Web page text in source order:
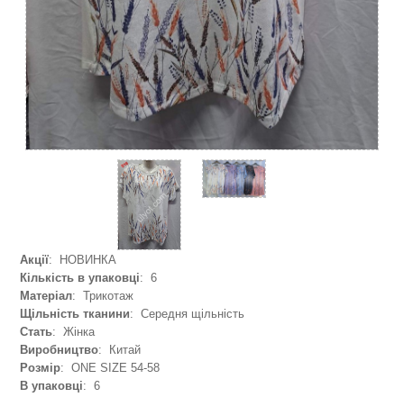
Акції: НОВИНКА
Кількість в упаковці: 6
Матеріал: Трикотаж
Щільність тканини: Середня щільність
Стать: Жінка
Виробництво: Китай
Розмір: ONE SIZE 54-58
В упаковці: 6